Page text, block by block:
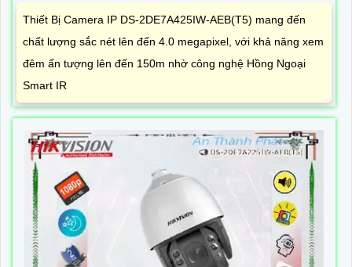
Thiết Bị Camera IP DS-2DE7A425IW-AEB(T5) mang đến
chất lượng sắc nét lên đến 4.0 megapixel, với khả năng xem
đêm ấn tượng lên đến 150m nhờ công nghệ Hồng Ngoại
Smart IR